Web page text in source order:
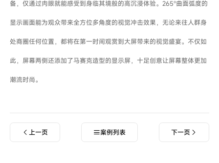
备，仅通过肉眼就能感受到身临其境般的高沉浸体验。265°曲面弧度的
显示画面能为观众带来全方位多角度的视觉冲击效果，无论来往人群身
处商圈任何位置，都将在第一时间观赏到大屏带来的视觉盛宴。不仅如
此，屏幕两侧还添加了马赛克造型的显示屏，十足创意让屏幕整体更加
潮流时尚。
上一页 案例列表 下一页